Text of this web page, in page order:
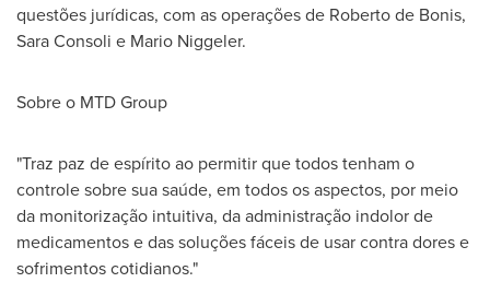
questões jurídicas, com as operações de Roberto de Bonis,
Sara Consoli e Mario Niggeler.
Sobre o MTD Group
"Traz paz de espírito ao permitir que todos tenham o
controle sobre sua saúde, em todos os aspectos, por meio
da monitorização intuitiva, da administração indolor de
medicamentos e das soluções fáceis de usar contra dores e
sofrimentos cotidianos."